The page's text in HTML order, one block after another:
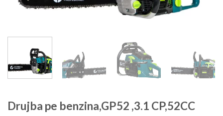
Drujba pe benzina,GP52 ,3.1 CP,52CC